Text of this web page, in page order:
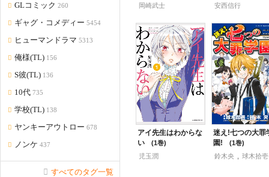
岡崎武士
安西信行
アイ先生はわからな
い
1
児玉潤
迷え!七つの大罪
園!
1
鈴木央
球木拾壱
GLコミック 260
ギャグ・コメディー 5454
ヒューマンドラマ 5313
俺様(TL) 156
S彼(TL) 136
10代 735
学校(TL) 138
ヤンキーアウトロー 678
ノンケ 437
すべてのタグ一覧